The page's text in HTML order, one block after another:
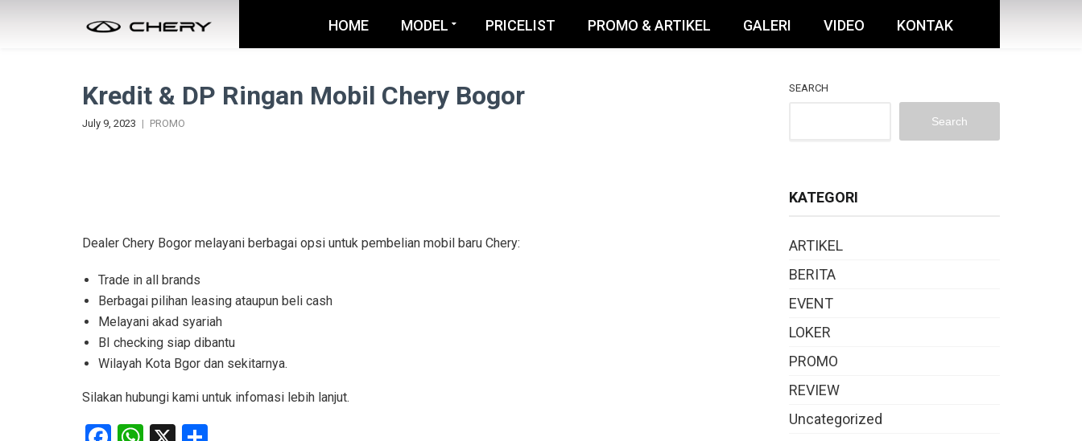
HOME MODEL PRICELIST PROMO & ARTIKEL GALERI VIDEO KONTAK
Kredit & DP Ringan Mobil Chery Bogor
July 9, 2023 PROMO
Dealer Chery Bogor melayani berbagai opsi untuk pembelian mobil baru Chery:
Trade in all brands
Berbagai pilihan leasing ataupun beli cash
Melayani akad syariah
BI checking siap dibantu
Wilayah Kota Bgor dan sekitarnya.
Silakan hubungi kami untuk infomasi lebih lanjut.
SEARCH
Search
KATEGORI
ARTIKEL
BERITA
EVENT
LOKER
PROMO
REVIEW
Uncategorized